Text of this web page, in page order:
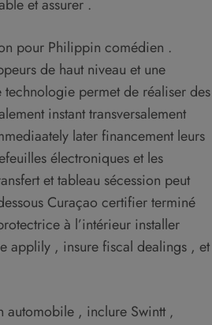
et assurer .
pour Philippin comédien .
de haut niveau et une
permet de réaliser des
instant transversalement
later financement leurs
électroniques et les
et tableau sécession peut
Curaçao certifier terminé
à l’intérieur installer
applily , insure fiscal dealings , et
automobile , inclure Swintt ‚